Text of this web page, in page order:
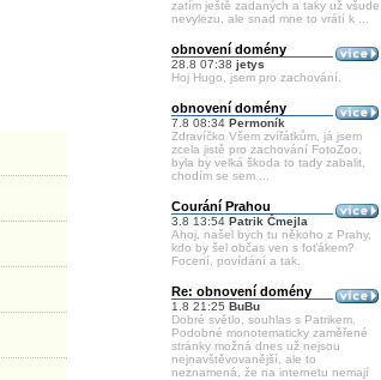
zatím ještě zadaných a taky už všude
nevylezu, ale snad mne to vrátí k ...
obnovení domény
28.8 07:38 jetys
Hoj Hugo, jsem pro zachování.
obnovení domény
7.8 08:34 Permoník
Zdravíčko Všem zvířátkům, já jsem
zcela jistě pro zachování FotoZoo,
byla by velká škoda to tady zabalit,
chodím se sem ...
Courání Prahou
3.8 13:54 Patrik Čmejla
Ahoj, našel bych tu někoho z Prahy,
kdo by šel občas ven s foťákem?
Focení, povídání a tak.
Re: obnovení domény
1.8 21:25 BuBu
Dobré světlo, souhlas s Patrikem.
Podobné monotematicky zaměřené
stránky možná dnes už nejsou
nejnavštěvovanější, ale to
neznamená, že na internetu nemají